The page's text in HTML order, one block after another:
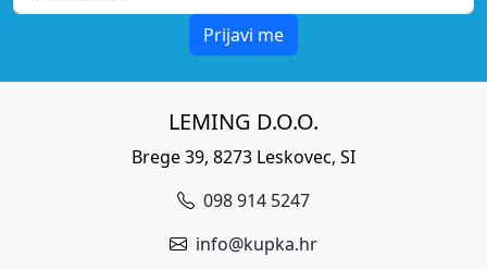
Prijavi me
LEMING D.O.O.
Brege 39, 8273 Leskovec, SI
098 914 5247
info@kupka.hr